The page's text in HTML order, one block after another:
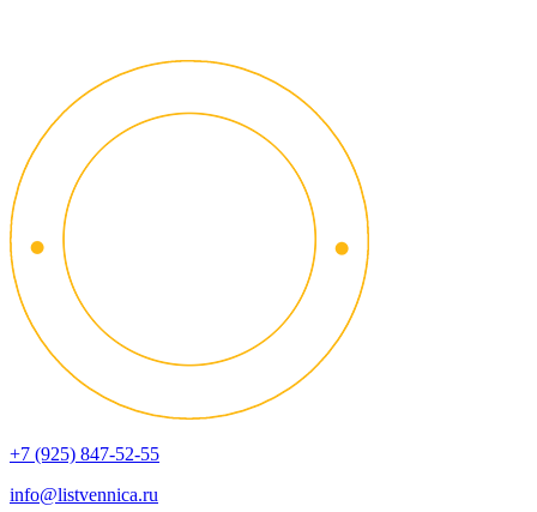
+7 (925) 847-52-55
info@listvennica.ru